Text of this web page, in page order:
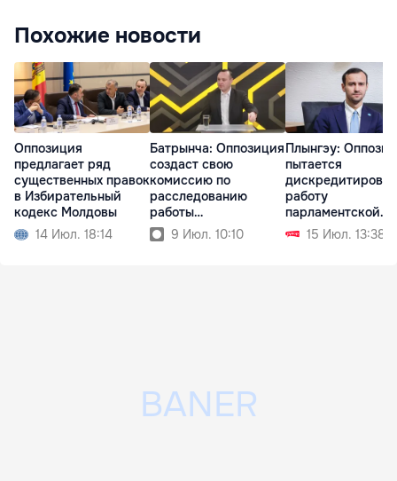
Похожие новости
Оппозиция
предлагает ряд
существенных правок
в Избирательный
кодекс Молдовы
14 Июл. 18:14
Батрынча: Оппозиция
создаст свою
комиссию по
расследованию
работы
госпредприятий
9 Июл. 10:10
Плынгэу:
пытается
работу
парламентской
комиссии
15 Июл. 13:38